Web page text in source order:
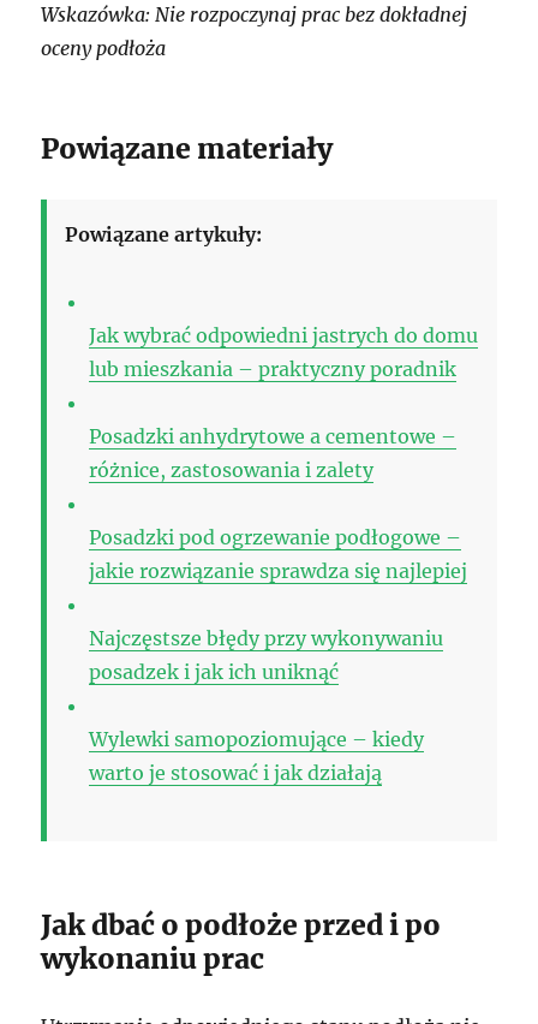
Wskazówka: Nie rozpoczynaj prac bez dokładnej
oceny podłoża
Powiązane materiały
Powiązane artykuły:
Jak wybrać odpowiedni jastrych do domu
lub mieszkania – praktyczny poradnik
Posadzki anhydrytowe a cementowe –
różnice, zastosowania i zalety
Posadzki pod ogrzewanie podłogowe –
jakie rozwiązanie sprawdza się najlepiej
Najczęstsze błędy przy wykonywaniu
posadzek i jak ich uniknąć
Wylewki samopoziomujące – kiedy
warto je stosować i jak działają
Jak dbać o podłoże przed i po
wykonaniu prac